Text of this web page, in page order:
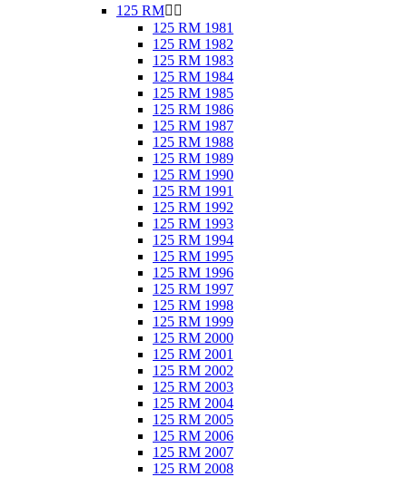
125 RM 
125 RM 1981
125 RM 1982
125 RM 1983
125 RM 1984
125 RM 1985
125 RM 1986
125 RM 1987
125 RM 1988
125 RM 1989
125 RM 1990
125 RM 1991
125 RM 1992
125 RM 1993
125 RM 1994
125 RM 1995
125 RM 1996
125 RM 1997
125 RM 1998
125 RM 1999
125 RM 2000
125 RM 2001
125 RM 2002
125 RM 2003
125 RM 2004
125 RM 2005
125 RM 2006
125 RM 2007
125 RM 2008